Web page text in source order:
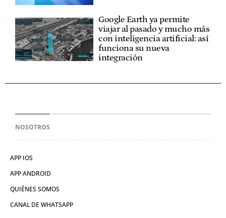
Google Earth ya permite
viajar al pasado y mucho más
con inteligencia artificial: así
funciona su nueva
integración
NOSOTROS
APP IOS
APP ANDROID
QUIÉNES SOMOS
CANAL DE WHATSAPP